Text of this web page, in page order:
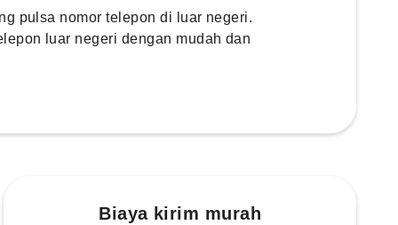
pulsa nomor telepon di luar negeri.
luar negeri dengan mudah dan
Biaya kirim murah